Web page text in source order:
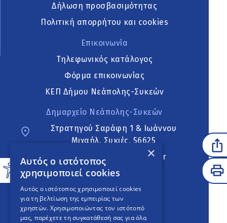
Δήλωση προσβασιμότητας
Πολιτική απορρήτου και cookies
Επικοινωνία
Τηλεφωνικός κατάλογος
Φόρμα επικοινωνίας
ΚΕΠ Δήμου Νεάπολης-Συκεών
Δημαρχείο Νεάπολης-Συκεών
Στρατηγού Σαράφη 1 & Ιωάννου
Μιχαήλ, Συκιές, 56625
neapoli.sykies@ddt.gov.gr
Ακολουθήστε
English Version
×
Αυτός ο ιστότοπος
χρησιμοποιεί cookies
Αυτός ο ιστότοπος χρησιμοποιεί cookies
για τη βελτίωση της εμπειρίας των
χρηστών. Χρησιμοποιώντας τον ιστότοπό
μας, παρέχετε τη συγκατάθεσή σας για όλα